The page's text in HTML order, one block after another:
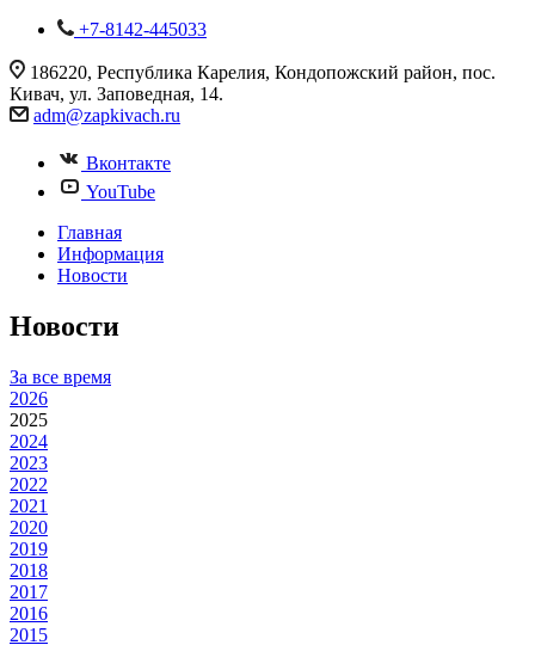
+7-8142-445033
186220, Республика Карелия, Кондопожский район, пос.
Кивач, ул. Заповедная, 14.
adm@zapkivach.ru
Вконтакте
YouTube
Главная
Информация
Новости
Новости
За все время
2026
2025
2024
2023
2022
2021
2020
2019
2018
2017
2016
2015